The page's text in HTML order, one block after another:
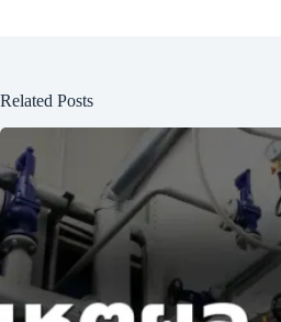
Related Posts